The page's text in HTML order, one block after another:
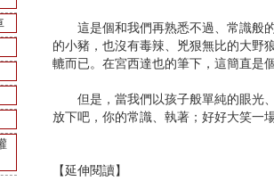
這是個和我們再熟悉不過、常識般的
的小豬，也沒有毒辣、兇狠無比的大野
轆而已。在宮西達也的筆下，這簡直是
但是，當我們以孩子般單純的眼光、
放下吧，你的常識、執著；好好大笑一
【延伸閱讀】